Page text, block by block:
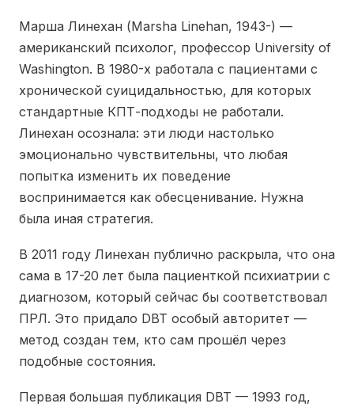
Марша Линехан (Marsha Linehan, 1943-) —
американский психолог, профессор University of
Washington. В 1980-х работала с пациентами с
хронической суицидальностью, для которых
стандартные КПТ-подходы не работали.
Линехан осознала: эти люди настолько
эмоционально чувствительны, что любая
попытка изменить их поведение
воспринимается как обесценивание. Нужна
была иная стратегия.
В 2011 году Линехан публично раскрыла, что она
сама в 17-20 лет была пациенткой психиатрии с
диагнозом, который сейчас бы соответствовал
ПРЛ. Это придало DBT особый авторитет —
метод создан тем, кто сам прошёл через
подобные состояния.
Первая большая публикация DBT — 1993 год,